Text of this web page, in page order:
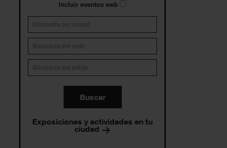
Incluir eventos web
Buscar
Exposiciones y actividades en tu
ciudad